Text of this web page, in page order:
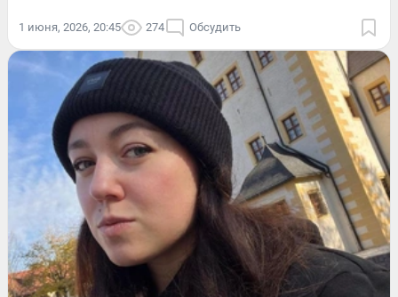
1 июня, 2026, 20:45 274 Обсудить